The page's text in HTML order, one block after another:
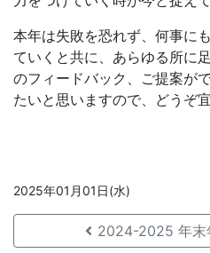
本年は失敗を恐れず、何事に
ていくと共に、あらゆる所に
のフィードバック、ご提案が
たいと思いますので、どうぞ
2025年01月01日(水)
2024-2025 年末